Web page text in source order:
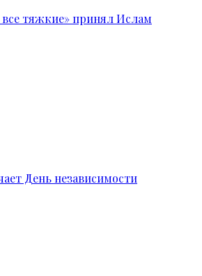
все тяжкие» принял Ислам
День независимости